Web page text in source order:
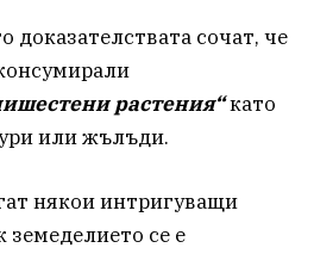
доказателствата сочат, че
растения“като
или жълъди.
някои интригуващи
земеделието се е